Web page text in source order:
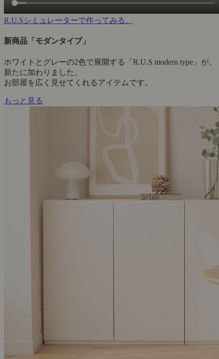
R.U.Sシミュレーターで作ってみる。
新商品「モダンタイプ」
ホワイトとグレーの2色で展開する「R.U.S modern type」が、
新たに加わりました。
お部屋を広く見せてくれるアイテムです。
もっと見る